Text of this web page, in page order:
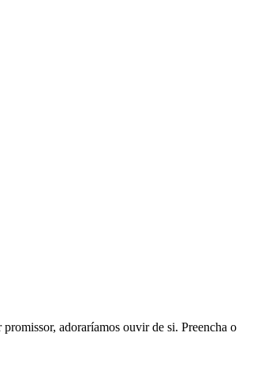
adoraríamos ouvir de si. Preencha o